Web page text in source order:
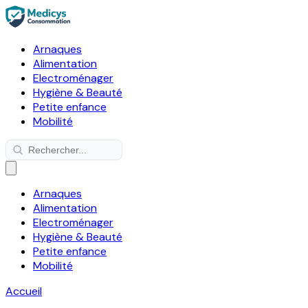
Arnaques
Alimentation
Electroménager
Hygiène & Beauté
Petite enfance
Mobilité
Arnaques
Alimentation
Electroménager
Hygiène & Beauté
Petite enfance
Mobilité
Accueil